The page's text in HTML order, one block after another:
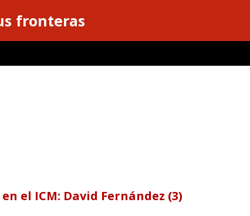
fronteras
el ICM: David Fernández (3)